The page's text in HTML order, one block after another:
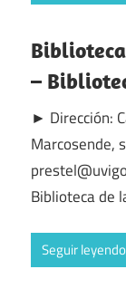
–
► Dirección:
Marcosende,
Biblioteca de
Seguir leyendo